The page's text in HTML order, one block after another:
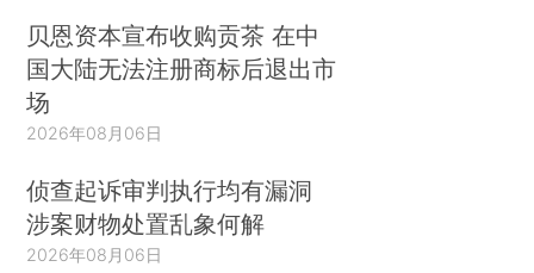
贝恩资本宣布收购贡茶 在中
国大陆无法注册商标后退出市
场
2026年08月06日
侦查起诉审判执行均有漏洞
涉案财物处置乱象何解
2026年08月06日